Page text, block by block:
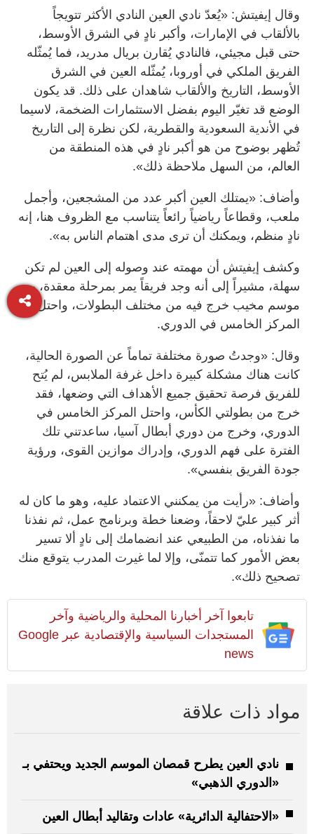
وقال إيفيتش: «يُعدّ نادي العين النادي الأكثر تتويجاً
بالألقاب في الإمارات، وأكبر نادٍ في الشرق الأوسط،
حتى قبل مجيئي، فالنادي يُقارن بريال مدريد، فما يُمثّله
الفريق الملكي في أوروبا، يُمثّله العين في الشرق
الأوسط، التاريخ والألقاب شاهدان على ذلك. قد يكون
الوضع قد تغيّر اليوم بفضل الاستثمارات الضخمة، لاسيما
في الأندية السعودية والقطرية، لكن نظرة إلى التاريخ
تُظهر بوضوح من هو أكبر نادٍ في هذه المنطقة من
العالم، من السهل ملاحظة ذلك».
وأضاف: «يمتلك العين أكبر عدد من المشجعين، وأجمل
ملعب، وقطاعاً رياضياً رائعاً يتناسب مع الظروف هنا، إنه
نادٍ منظم، ويمكنك أن ترى مدى اهتمام الناس به».
وكشف إيفيتش أن مهمته عند وصوله إلى العين لم تكن
سهلة، مشيراً إلى أنه وجد فريقاً يمر بمرحلة معقدة، بعد
موسم مخيب خرج فيه من مختلف البطولات، واحتل
المركز الخامس في الدوري.
وقال: «وجدتُ صورة مختلفة تماماً عن الصورة الحالية،
كانت هناك مشكلة كبيرة داخل غرفة الملابس، لم يُتح
للفريق فرصة تحقيق جميع الأهداف التي وضعها، فقد
خرج من بطولتي الكأس، واحتل المركز الخامس في
الدوري، وخرج من دوري أبطال آسيا، ساعدتني تلك
الفترة على فهم الدوري، وإدراك موازين القوى، ورؤية
جودة الفريق بنفسي».
وأضاف: «رأيت من يمكنني الاعتماد عليه، وهو ما كان له
أثر كبير عليّ لاحقاً، وضعنا خطة وبرنامج عمل، ثم نفذنا
ما نفذناه، من الطبيعي عند انضمامك إلى نادٍ ألا تسير
بعض الأمور كما تتمنّى، وإلا لما غيرت المدرب يتوقع منك
تصحيح ذلك».
تابعوا آخر أخبارنا المحلية والرياضية وآخر
المستجدات السياسية والإقتصادية عبر Google
news
مواد ذات علاقة
نادي العين يطرح قمصان الموسم الجديد ويحتفي بـ
«الدوري الذهبي»
«الاحتفالية الدائرية» عادات وتقاليد أبطال العين